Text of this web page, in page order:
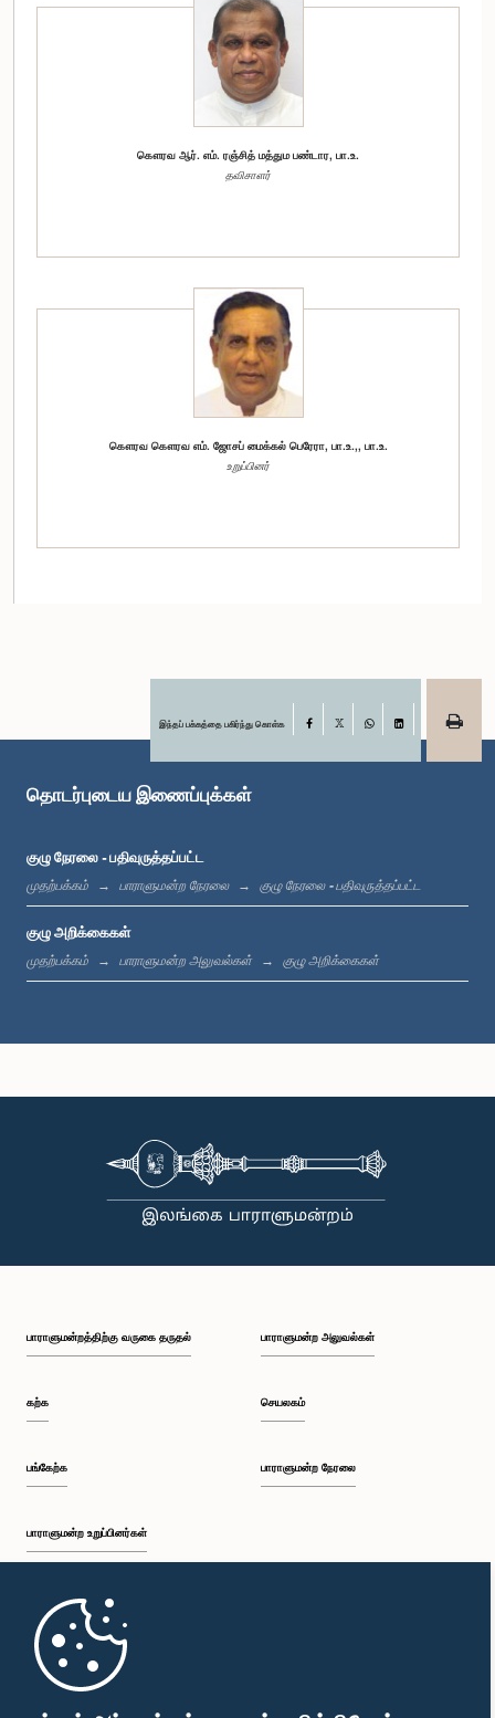
கௌரவ ஆர். எம். ரஞ்சித் மத்தும பண்டார, பா.உ.
தவிசாளர்
கௌரவ கௌரவ எம். ஜோசப் மைக்கல் பெரேரா, பா.உ.,, பா.உ.
உறுப்பினர்
உறுப்பினர்
கௌரவ கயந்த கருணாதிலக்க, பா.உ.
இந்தப் பக்கத்தை பகிர்ந்து கொள்க Facebook
LinkedIn
தொடர்புடைய இணைப்புக்கள்
குழு நேரலை - பதிவுருத்தப்பட்ட
முதற்பக்கம் பாராளுமன்ற நேரலை குழு நேரலை - பதிவுருத்தப்பட்ட
குழு அறிக்கைகள்
முதற்பக்கம் பாராளுமன்ற அலுவல்கள் குழு அறிக்கைகள்
பாராளுமன்றத்திற்கு வருகை தருதல்
கற்க
பங்கேற்க
பாராளுமன்ற உறுப்பினர்கள்
முதற்பக்கம்
பாராளுமன்ற அலுவல்கள்
செயலகம்
பாராளுமன்ற நேரலை
பாராளுமன்ற கையடக்க செயலி